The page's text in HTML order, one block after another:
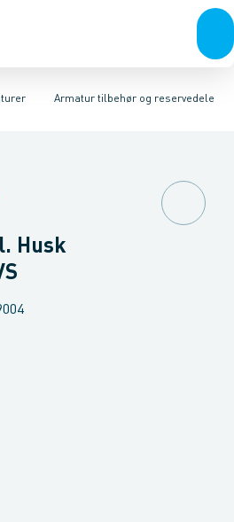
& rørKuglehaner & ventilerAfløb
VaskeArmaturerBrusere
Armatur tilbehør og reservedele
armaturerTermostatarmaturer
Husk